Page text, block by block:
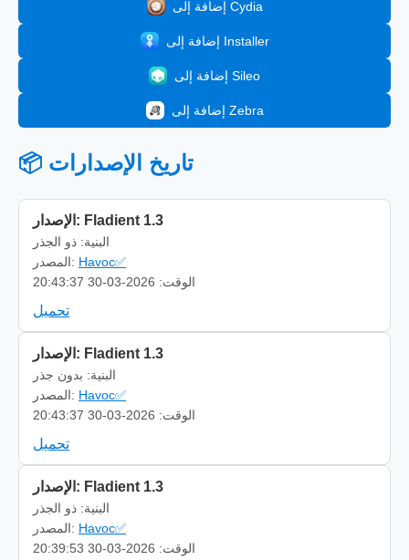
إضافة إلى Cydia
إضافة إلى Installer
إضافة إلى Sileo
إضافة إلى Zebra
📦 تاريخ الإصدارات
الإصدار: Fladient 1.3
البنية: ذو الجذر
المصدر: Havoc✅
الوقت: 2026-03-30 20:43:37
تحميل
الإصدار: Fladient 1.3
البنية: بدون جذر
المصدر: Havoc✅
الوقت: 2026-03-30 20:43:37
تحميل
الإصدار: Fladient 1.3
البنية: ذو الجذر
المصدر: Havoc✅
الوقت: 2026-03-30 20:39:53